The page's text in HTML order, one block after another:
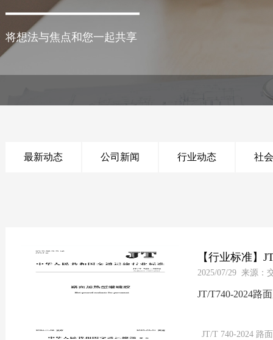
将想法与焦点和您一起共享
最新动态 公司新闻 行业动态 社
【行业标准】
2025/07/29 来源：
JT/T740-2024路
JT/T 740-2024 路